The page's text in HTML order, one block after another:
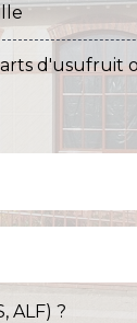
d'usufruit
ALF) ?